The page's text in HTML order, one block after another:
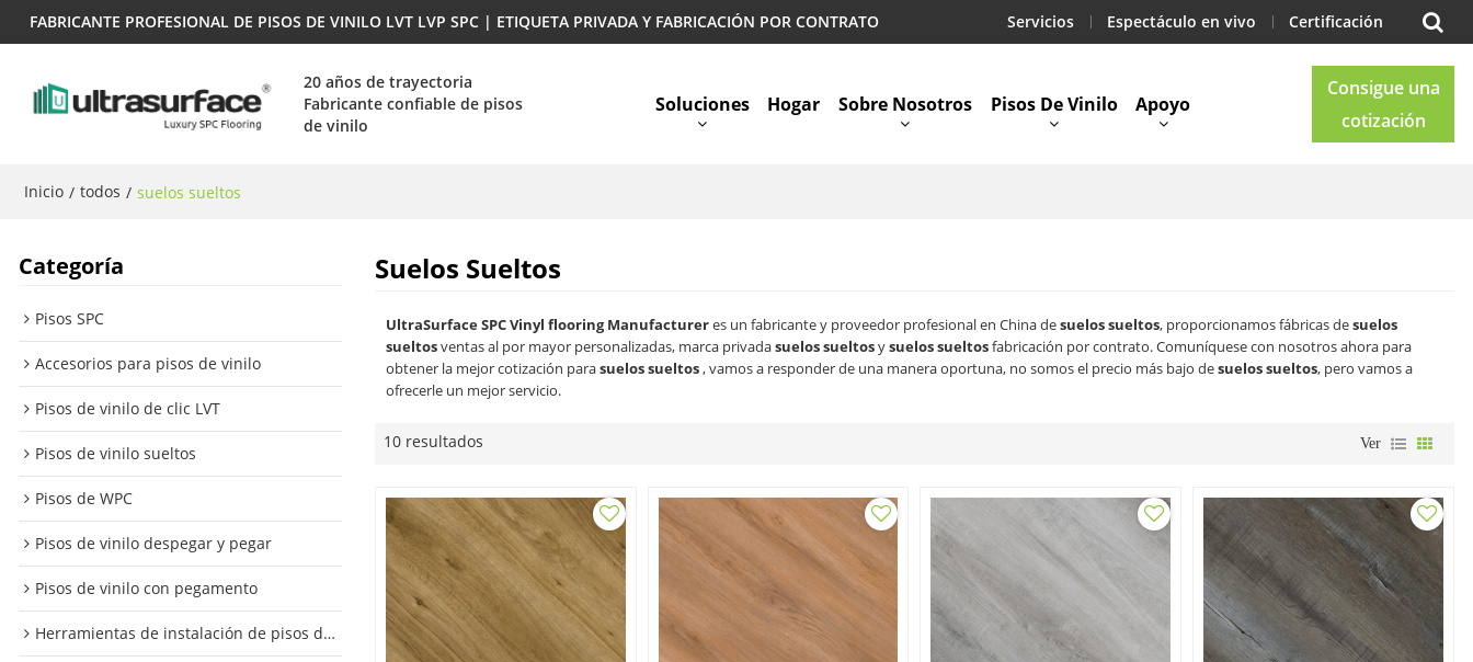
FABRICANTE PROFESIONAL DE PISOS DE VINILO LVT LVP SPC | ETIQUETA PRIVADA Y FABRICACIÓN POR CONTRATO Servicios Espectáculo en vivo Certificación
20 años de trayectoria
Fabricante confiable de pisos
de vinilo
Soluciones Hogar Sobre Nosotros Pisos De Vinilo Apoyo
Consigue una
cotización
Inicio / todos / suelos sueltos
Categoría
Pisos SPC
Accesorios para pisos de vinilo
Pisos de vinilo de clic LVT
Pisos de vinilo sueltos
Pisos de WPC
Pisos de vinilo despegar y pegar
Pisos de vinilo con pegamento
Herramientas de instalación de pisos de vinilo
Suelos Sueltos
UltraSurface SPC Vinyl flooring Manufactureres un fabricante y proveedor profesional en China desuelos sueltos, proporcionamos fábricas desuelos
sueltosventas al por mayor personalizadas, marca privadasuelos sueltosysuelos sueltosfabricación por contrato. Comuníquese con nosotros ahora para
obtener la mejor cotización parasuelos sueltos, vamos a responder de una manera oportuna, no somos el precio más bajo desuelos sueltos, pero vamos a
ofrecerle un mejor servicio.
10 resultados Ver